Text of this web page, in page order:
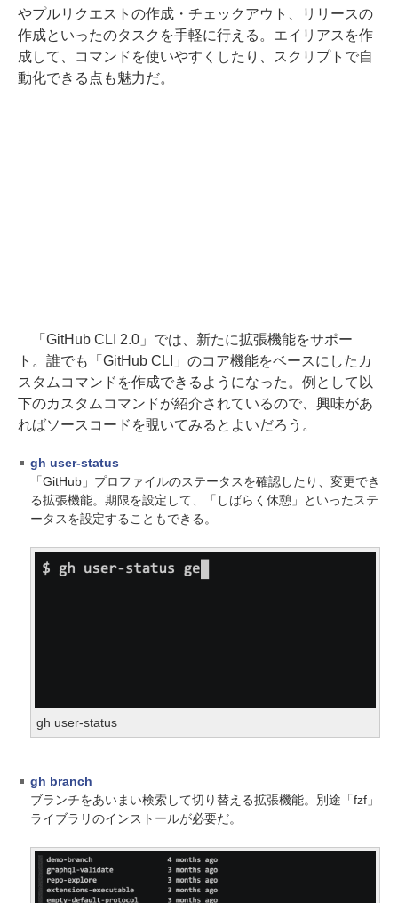
やプルリクエストの作成・チェックアウト、リリースの
作成といったのタスクを手軽に行える。エイリアスを作
成して、コマンドを使いやすくしたり、スクリプトで自
動化できる点も魅力だ。
「GitHub CLI 2.0」では、新たに拡張機能をサポー
ト。誰でも「GitHub CLI」のコア機能をベースにしたカ
スタムコマンドを作成できるようになった。例として以
下のカスタムコマンドが紹介されているので、興味があ
ればソースコードを覗いてみるとよいだろう。
gh user-status
「GitHub」プロファイルのステータスを確認したり、変更でき
る拡張機能。期限を設定して、「しばらく休憩」といったステ
ータスを設定することもできる。
gh user-status
gh branch
ブランチをあいまい検索して切り替える拡張機能。別途「fzf」
ライブラリのインストールが必要だ。